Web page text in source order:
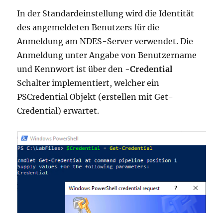
In der Standardeinstellung wird die Identität
des angemeldeten Benutzers für die
Anmeldung am NDES-Server verwendet. Die
Anmeldung unter Angabe von Benutzername
und Kennwort ist über den -Credential
Schalter implementiert, welcher ein
PSCredential Objekt (erstellen mit Get-
Credential) erwartet.